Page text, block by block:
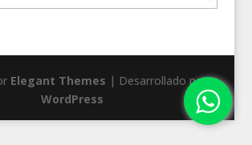
Elegant Themes | Desarrollado por
WordPress